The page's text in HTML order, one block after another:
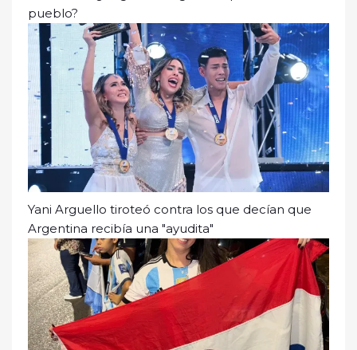
pueblo?
Yani Arguello tiroteó contra los que decían que
Argentina recibía una "ayudita"